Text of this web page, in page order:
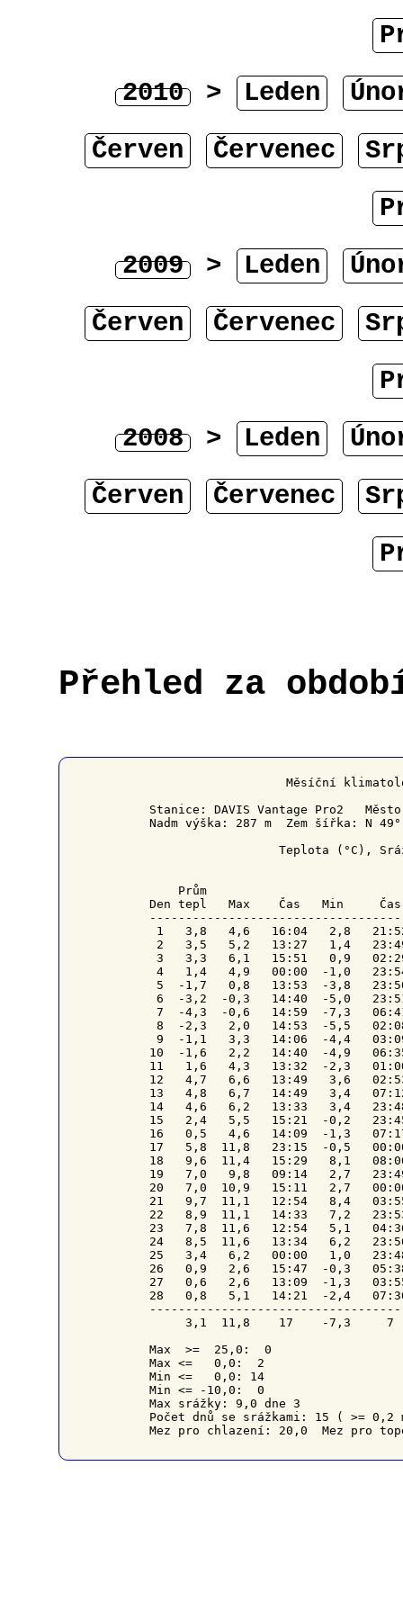
2010 > Leden
Červen
Červenec
2009 > Leden
Červen
Červenec
2008 > Leden
Červen
Červenec
Přehled za
Měsíční
Stanice: DAVIS Vantage Pro2
Nadm výška: 287 m  Zem šířka: N
Teplota (°C),
Prům
Den tepl   Max    Čas   Min
1   3,8   4,6   16:04   2,8
2   3,5   5,2   13:27   1,4
3   3,3   6,1   15:51   0,9
4   1,4   4,9   00:00  -1,0
5  -1,7   0,8   13:53  -3,8
6  -3,2  -0,3   14:40  -5,0
7  -4,3  -0,6   14:59  -7,3
8  -2,3   2,0   14:53  -5,5
9  -1,1   3,3   14:06  -4,4
10  -1,6   2,2   14:40  -4,9
11   1,6   4,3   13:32  -2,3
12   4,7   6,6   13:49   3,6
13   4,8   6,7   14:49   3,4
14   4,6   6,2   13:33   3,4
15   2,4   5,5   15:21  -0,2
16   0,5   4,6   14:09  -1,3
17   5,8  11,8   23:15  -0,5
18   9,6  11,4   15:29   8,1
19   7,0   9,8   09:14   2,7
20   7,0  10,9   15:11   2,7
21   9,7  11,1   12:54   8,4
22   8,9  11,1   14:33   7,2
23   7,8  11,6   12:54   5,1
24   8,5  11,6   13:34   6,2
25   3,4   6,2   00:00   1,0
26   0,9   2,6   15:47  -0,3
27   0,6   2,6   13:09  -1,3
28   0,8   5,1   14:21  -2,4
3,1  11,8    17    -7,3     7
Max  >=  25,0:  0
Max <=   0,0:  2
Min <=   0,0: 14
Min <= -10,0:  0
Max srážky: 9,0 dne 3
Počet dnů se srážkami: 15 ( >= 0,2